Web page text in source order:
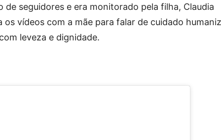
de seguidores e era monitorado pela filha, Claudia
os vídeos com a mãe para falar de cuidado
leveza e dignidade.